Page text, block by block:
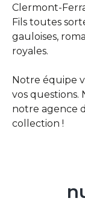
Clermont-
Fils toutes
gauloises,
royales.
Notre équipe
vos
notre agence
collection !